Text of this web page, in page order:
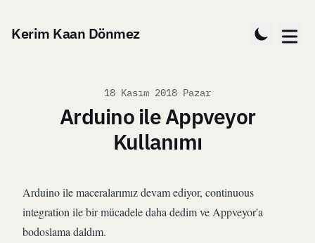
Kerim Kaan Dönmez
18 Kasım 2018 Pazar
Arduino ile Appveyor
Kullanımı
Arduino ile maceralarımız devam ediyor, continuous
integration ile bir mücadele daha dedim ve Appveyor'a
bodoslama daldım.